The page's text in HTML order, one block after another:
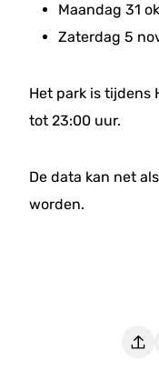
Maandag 31
Zaterdag 5
Het park is tijdens
tot 23:00 uur.
De data kan net
worden.